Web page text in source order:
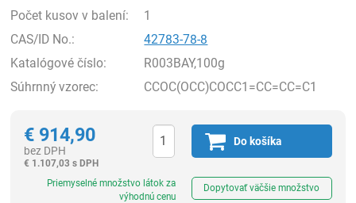
Počet kusov v balení:
1
CAS/ID No.:
42783-78-8
Katalógové číslo:
R003BAY,100g
Súhrnný vzorec:
CCOC(OCC)COCC1=CC=CC=C1
€ 914,90
bez DPH
€ 1.107,03 s DPH
Do košíka
Priemyselné množstvo látok za
výhodnú cenu
Dopytovať väčšie množstvo